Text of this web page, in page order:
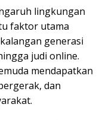
lingkungan
faktor utama
generasi
judi online.
mendapatkan
dan